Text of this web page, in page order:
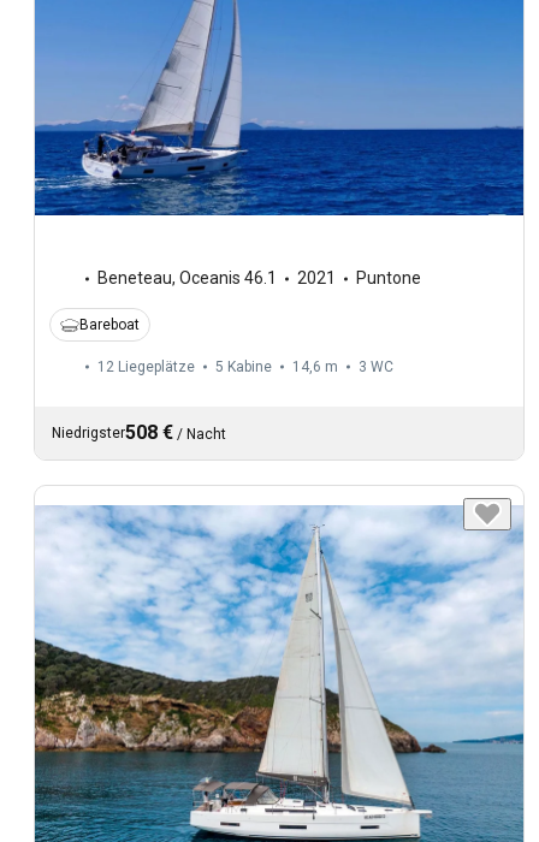
Beneteau, Oceanis 46.1 2021 Puntone
Bareboat
12 Liegeplätze 5 Kabine 14,6 m 3 WC
Niedrigster508 € / Nacht